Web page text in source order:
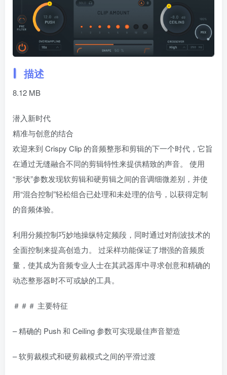
描述
8.12 MB
潜入新时代
精准与创意的结合
欢迎来到 Crispy Clip 的音频整形和剪辑的下一个时代，它旨
在通过无缝融合不同的剪辑特性来提供精致的声音。 使用
“形状”参数发现软剪辑和硬剪辑之间的音调细微差别，并使
用“混合控制”轻松组合已处理和未处理的信号，以获得定制
的音频体验。
利用分频控制巧妙地操纵特定频段，同时通过对削波技术的
全面控制来提高创造力。 过采样功能保证了增强的音频质
量，使其成为音频专业人士在其武器库中寻求创意和精确的
动态整形器时不可或缺的工具。
＃＃＃ 主要特征
– 精确的 Push 和 Ceiling 参数可实现最佳声音塑造
– 软剪裁模式和硬剪裁模式之间的平滑过渡